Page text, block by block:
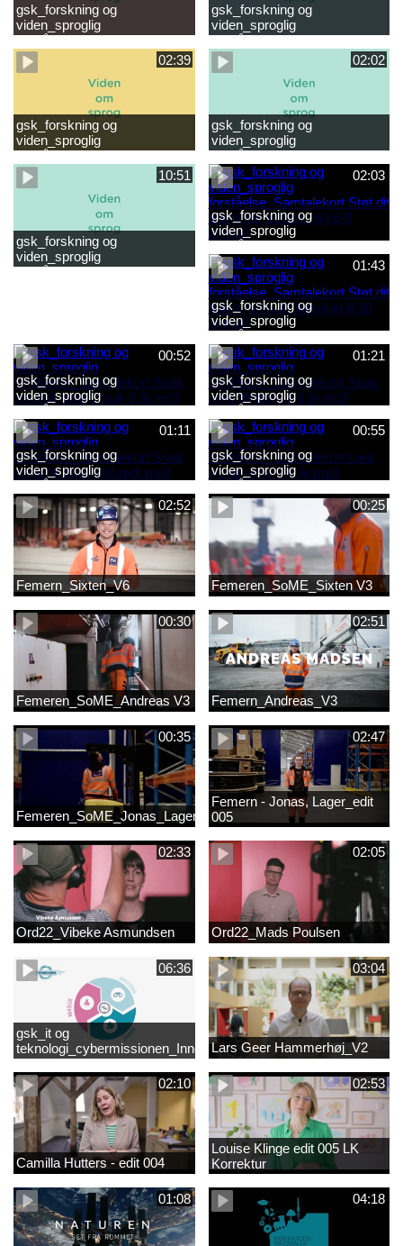
gsk_forskning og
viden_sproglig
forståelse_Støt dit barns
fortsatte læsning 8-10 år.mp4
gsk_forskning og
viden_sproglig
forståelse_Snak med dit barn
6 mdr-2 år.mp4
02:39
gsk_forskning og
viden_sproglig
forståelse_Snak med dit barn
2-6 år.mp4
02:02
gsk_forskning og
viden_sproglig
forståelse_Snak med din
baby 0-6 mdr.mp4
10:51
gsk_forskning og
viden_sproglig
forståelse_Barnets sproglige
02:03
gsk_forskning og
viden_sproglig
forståelse_Samtalekort Støt
dit barns første læsning 6-8
år.mp3
01:43
gsk_forskning og
viden_sproglig
forståelse_Samtalekort Støt
dit barns fortsatte læsning 8-
10 år.mp3
00:52
gsk_forskning og
viden_sproglig
forståelse_Samtalekort Snak
med dit barn 6 mdr-2 år.mp3
01:21
gsk_forskning og
viden_sproglig
forståelse_Samtalekort Snak
med dit barn 2-6 år.mp3
01:11
gsk_forskning og
viden_sproglig
forståelse_Samtalekort Snak
med din baby 0-6 mdr.mp3
00:55
gsk_forskning og
viden_sproglig
forståelse_Samtalekort Læs,
lyt og skriv 3-6 år.mp3
02:52
Femern_Sixten_V6
00:25
Femeren_SoME_Sixten V3
00:30
Femeren_SoME_Andreas V3
02:51
Femern_Andreas_V3
00:35
Femeren_SoME_Jonas_Lager
02:47
Femern - Jonas, Lager_edit
005
02:33
Ord22_Vibeke Asmundsen
02:05
Ord22_Mads Poulsen
06:36
gsk_it og
teknologi_cybermissionen_Innovationscirklen
03:04
Lars Geer Hammerhøj_V2
02:10
Camilla Hutters - edit 004
02:53
Louise Klinge edit 005 LK
Korrektur
01:08 04:18